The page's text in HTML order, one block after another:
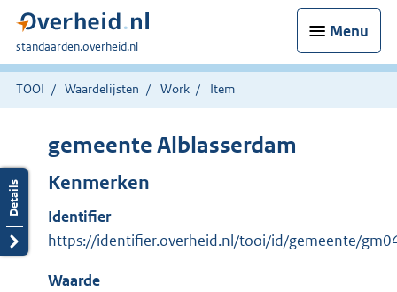
Menu
U
bent
hier:
standaarden.overheid.nl
TOOI Waardelijsten Work Item
gemeente Alblasserdam
Kenmerken
Identifier
https://identifier.overheid.nl/tooi/id/gemeente/
Waarde